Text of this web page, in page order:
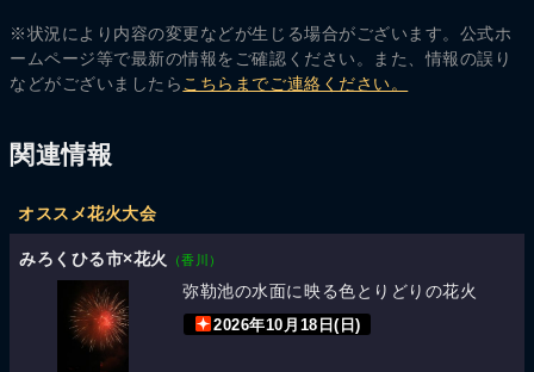
※状況により内容の変更などが生じる場合がございます。公式ホ
ームページ等で最新の情報をご確認ください。また、情報の誤り
などがございましたら こちらまでご連絡ください。
関連情報
オススメ花火大会
みろくひる市×花火 （香川）
弥勒池の水面に映る色とりどりの花火
2026年10月18日(日)